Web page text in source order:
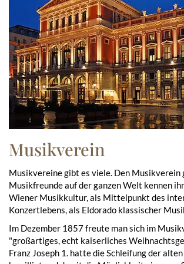
Musikverein
Musikvereine gibt es viele. Den Musikverein
Musikfreunde auf der ganzen Welt kennen
Wiener Musikkultur, als Mittelpunkt des
Konzertlebens, als Eldorado klassischer
Im Dezember 1857 freute man sich im
"großartiges, echt kaiserliches
Franz Joseph 1. hatte die Schleifung der